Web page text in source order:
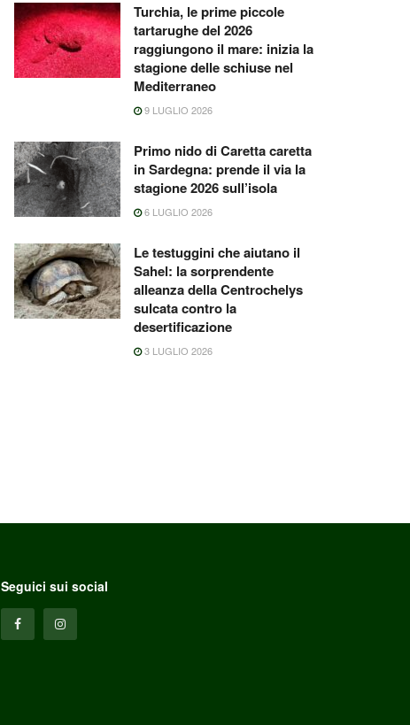
Turchia, le prime piccole
tartarughe del 2026
raggiungono il mare: inizia la
stagione delle schiuse nel
Mediterraneo
9 LUGLIO 2026
Primo nido di Caretta caretta
in Sardegna: prende il via la
stagione 2026 sull’isola
6 LUGLIO 2026
Le testuggini che aiutano il
Sahel: la sorprendente
alleanza della Centrochelys
sulcata contro la
desertificazione
3 LUGLIO 2026
Seguici sui social